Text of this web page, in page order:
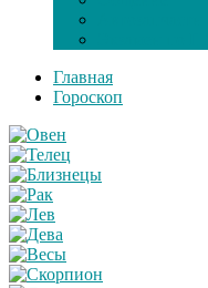
Главная
Гороскоп